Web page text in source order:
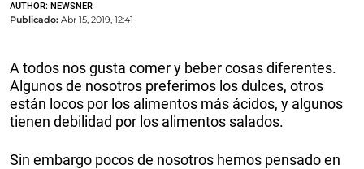
AUTHOR: NEWSNER
Publicado: Abr 15, 2019, 12:41
A todos nos gusta comer y beber cosas diferentes.
Algunos de nosotros preferimos los dulces, otros
están locos por los alimentos más ácidos, y algunos
tienen debilidad por los alimentos salados.
Sin embargo pocos de nosotros hemos pensado en